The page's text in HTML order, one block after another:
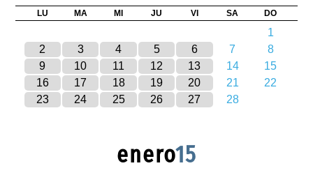
LU MA MI JU VI SA DO
1
2
3 4 5 6 7
8
9
10 11 12 13 14
15
16
17 18 19 20 21
22
23
24 25 26 27 28
enero15